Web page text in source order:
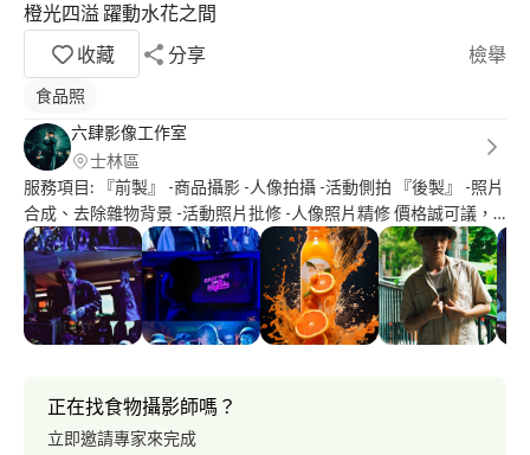
橙光四溢 躍動水花之間
收藏
分享 檢舉
食品照
六肆影像工作室
士林區
服務項目: 『前製』 -商品攝影 -人像拍攝 -活動側拍 『後製』 -照片
合成、去除雜物背景 -活動照片批修 -人像照片精修 價格誠可議，
一切保密 六肆影像工作室 敬上
正在找食物攝影師嗎？
立即邀請專家來完成